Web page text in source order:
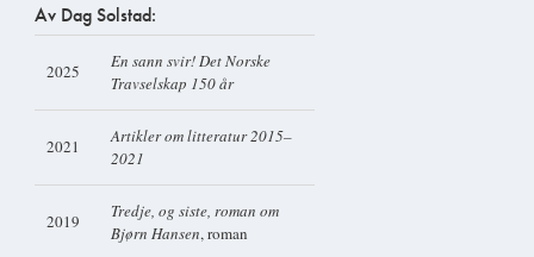
Av Dag Solstad:
2025
En sann svir! Det Norske
Travselskap 150 år
2021
Artikler om litteratur 2015–
2021
2019
Tredje, og siste, roman om
Bjørn Hansen, roman